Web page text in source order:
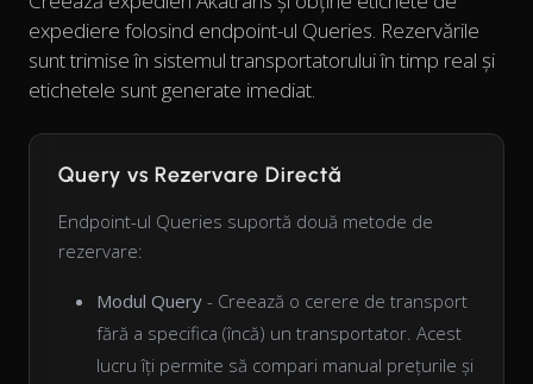
expediere folosind endpoint-ul Queries. Rezervările
sunt trimise în sistemul transportatorului în timp real și
etichetele sunt generate imediat.
Query vs Rezervare Directă
Endpoint-ul Queries suportă două metode de
rezervare:
Modul Query - Creează o cerere de transport
fără a specifica (încă) un transportator. Acest
lucru îți permite să compari manual prețurile și